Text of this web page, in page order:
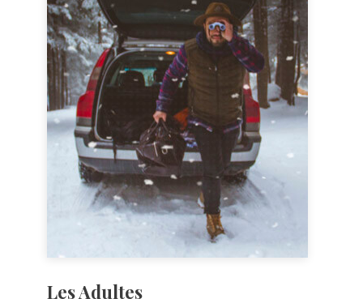
Les Adultes